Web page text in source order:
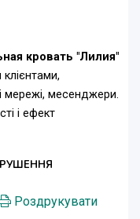
кровать "Лилия"
мережі, месенджери.
і ефект
Роздрукувати